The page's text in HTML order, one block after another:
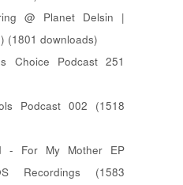
@ Planet Delsin |
(1801 downloads)
Choice Podcast 251
Podcast 002 (1518
- For My Mother EP
Recordings (1583